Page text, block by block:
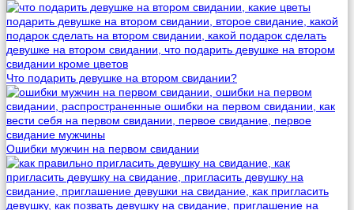
Что подарить девушке на втором свидании?
Ошибки мужчин на первом свидании